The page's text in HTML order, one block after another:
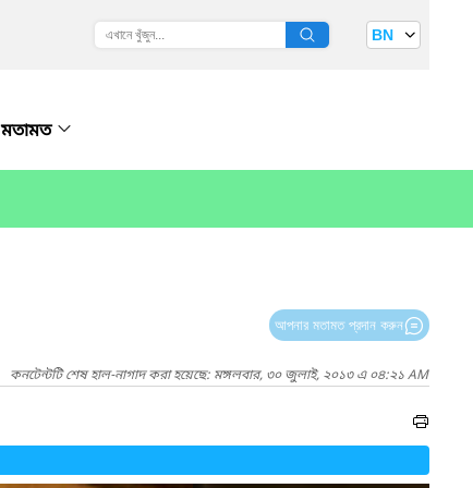
BN
মতামত
আপনার মতামত প্রদান করুন
কনটেন্টটি শেষ হাল-নাগাদ করা হয়েছে: মঙ্গলবার, ৩০ জুলাই, ২০১৩ এ ০৪:২১ AM